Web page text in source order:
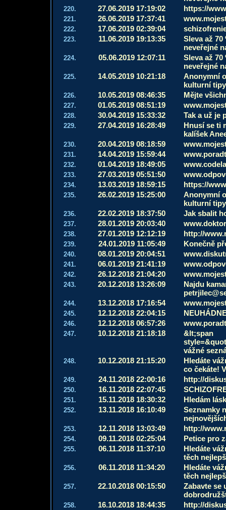
220. 27.06.2019 17:19:02 https://
221. 26.06.2019 17:37:41
222. 17.06.2019 02:39:04
223. 11.06.2019 19:13:35
Sleva až
neveřejné
224. 05.06.2019 12:07:11
Sleva až
neveřejné
225. 14.05.2019 10:21:18
Anonymní
kulturní
226. 10.05.2019 08:46:35 Mějte
227. 01.05.2019 08:51:19
228. 30.04.2019 15:33:32 Tak a už je
229. 27.04.2019 16:28:49
Hnusí se ti
kalíšek
230. 20.04.2019 08:18:59
231. 14.04.2019 15:59:44
232. 01.04.2019 18:49:05
233. 27.03.2019 05:51:50
234. 13.03.2019 18:59:15 https://
235. 26.02.2019 15:25:00
Anonymní
kulturní
236. 22.02.2019 18:37:50 Jak sbalit
237. 28.01.2019 20:03:40
238. 27.01.2019 12:12:19 http://
239. 24.01.2019 11:05:49 Konečně
240. 08.01.2019 20:04:51
241. 06.01.2019 21:41:19
242. 26.12.2018 21:04:20
243. 20.12.2018 13:26:09
Najdu
244. 13.12.2018 17:16:54
245. 12.12.2018 22:04:15
246. 12.12.2018 06:57:26
247. 10.12.2018 21:18:18
&lt;span
vážné
248. 10.12.2018 21:15:20
Hledáte
co čekáte!
249. 24.11.2018 22:00:16 http://
250. 16.11.2018 22:07:45
251. 15.11.2018 18:30:32 Hledám
252. 13.11.2018 16:10:49
Seznamky
253. 12.11.2018 13:03:49 http://
254. 09.11.2018 02:25:04 Petice pro
255. 06.11.2018 11:37:10
Hledáte
těch
256. 06.11.2018 11:34:20
Hledáte
těch
257. 22.10.2018 00:15:50
Zabavte se
258. 16.10.2018 18:44:35 http://